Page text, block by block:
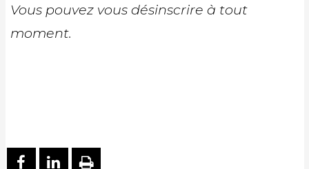
Vous pouvez vous désinscrire à tout
moment.
PARTAGER SUR FACEBOOK
PARTAGER SUR LINKEDIN
IMPRIMER